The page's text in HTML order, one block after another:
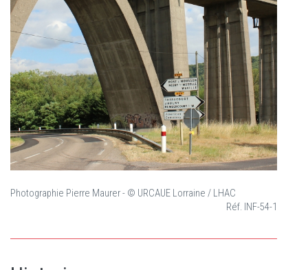
Photographie Pierre Maurer - © URCAUE Lorraine / LHAC
Réf. INF-54-1